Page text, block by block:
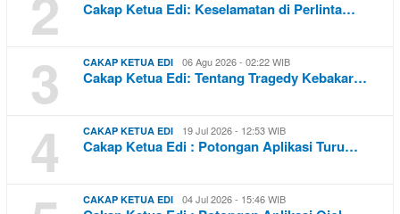
Cakap Ketua Edi: Keselamatan di Perlinta…
3 CAKAP KETUA EDI 06 Agu 2026 - 02:22 WIB
Cakap Ketua Edi: Tentang Tragedy Kebakar…
4 CAKAP KETUA EDI 19 Jul 2026 - 12:53 WIB
Cakap Ketua Edi : Potongan Aplikasi Turu…
CAKAP KETUA EDI 04 Jul 2026 - 15:46 WIB